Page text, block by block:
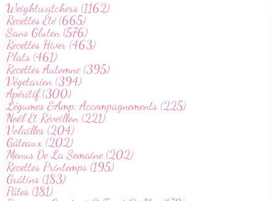
Weightwatchers (1162)
Recettes Été (665)
Sans Gluten (576)
Recettes Hiver (463)
Plats (461)
Recettes Automne (395)
Végetarien (394)
Apéritif (300)
Légumes &Amp; Accompagnements (225)
Noël Et Réveillon (221)
Volailles (204)
Gâteaux (202)
Menus De La Semaine (202)
Recettes Printemps (195)
Grâtins (183)
Pâtes (181)